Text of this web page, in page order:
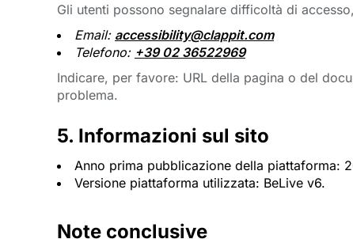
Gli utenti possono segnalare difficoltà di
Email: accessibility@clappit.com
Telefono: +39 02 36522969
Indicare, per favore: URL della pagina o del
problema.
5. Informazioni sul sito
Anno prima pubblicazione della piattaforma:
Versione piattaforma utilizzata: BeLive v6.
Note conclusive